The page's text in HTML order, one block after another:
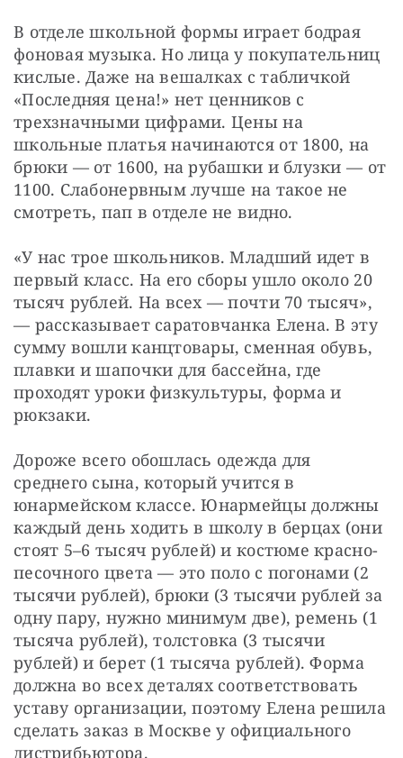
В отделе школьной формы играет бодрая
фоновая музыка. Но лица у покупательниц
кислые. Даже на вешалках с табличкой
«Последняя цена!» нет ценников с
трехзначными цифрами. Цены на
школьные платья начинаются от 1800, на
брюки — от 1600, на рубашки и блузки — от
1100. Слабонервным лучше на такое не
смотреть, пап в отделе не видно.
«У нас трое школьников. Младший идет в
первый класс. На его сборы ушло около 20
тысяч рублей. На всех — почти 70 тысяч»,
— рассказывает саратовчанка Елена. В эту
сумму вошли канцтовары, сменная обувь,
плавки и шапочки для бассейна, где
проходят уроки физкультуры, форма и
рюкзаки.
Дороже всего обошлась одежда для
среднего сына, который учится в
юнармейском классе. Юнармейцы должны
каждый день ходить в школу в берцах (они
стоят 5–6 тысяч рублей) и костюме красно-
песочного цвета — это поло с погонами (2
тысячи рублей), брюки (3 тысячи рублей за
одну пару, нужно минимум две), ремень (1
тысяча рублей), толстовка (3 тысячи
рублей) и берет (1 тысяча рублей). Форма
должна во всех деталях соответствовать
уставу организации, поэтому Елена решила
сделать заказ в Москве у официального
дистрибьютора.